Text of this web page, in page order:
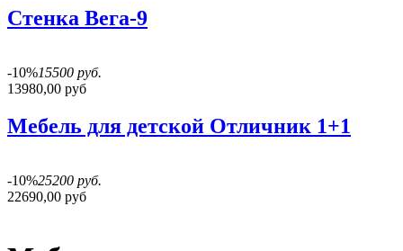
Стенка Вега-9
-10%15500 руб.
13980,00 руб
Мебель для детской Отличник 1+1
-10%25200 руб.
22690,00 руб